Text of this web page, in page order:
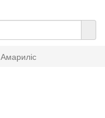
Амариліс